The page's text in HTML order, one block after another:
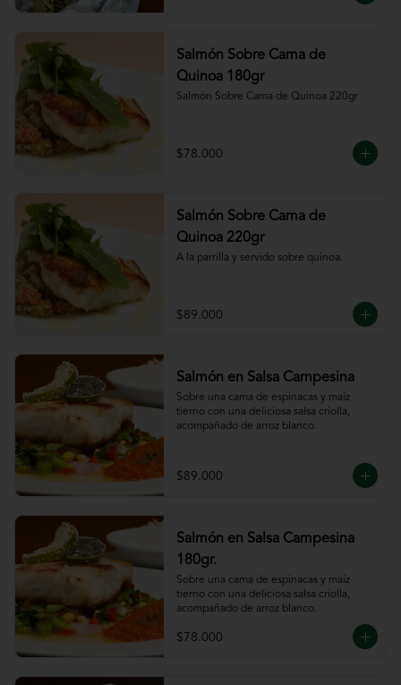
Salmón Sobre Cama de
Quinoa 180gr
Salmón Sobre Cama de Quinoa 220gr
$78.000
Salmón Sobre Cama de
Quinoa 220gr
A la parrilla y servido sobre quinoa.
$89.000
Salmón en Salsa Campesina
Sobre una cama de espinacas y maíz
tierno con una deliciosa salsa criolla,
acompañado de arroz blanco.
$89.000
Salmón en Salsa Campesina
180gr.
Sobre una cama de espinacas y maíz
tierno con una deliciosa salsa criolla,
acompañado de arroz blanco.
$78.000